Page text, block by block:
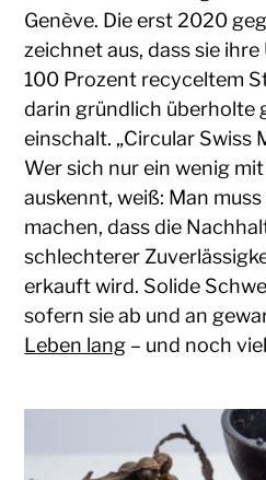
Genève. Die erst 2020
zeichnet aus, dass sie
100 Prozent recyceltem
darin gründlich überholte
einschalt. „Circular Swiss
Wer sich nur ein wenig
auskennt, weiß: Man
machen, dass die
schlechterer
erkauft wird. Solide
sofern sie ab und an
Leben lang – und noch